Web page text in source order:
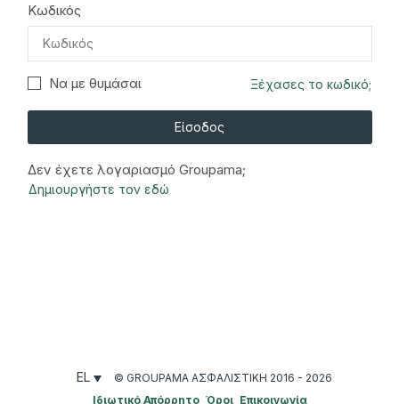
Κωδικός
Να με θυμάσαι Ξέχασες το κωδικό;
Είσοδος
Δεν έχετε λογαριασμό Groupama;
Δημιουργήστε τον εδώ
EL
© GROUPAMA ΑΣΦΑΛΙΣΤΙΚΉ 2016 - 2026
Ιδιωτικό Απόρρητο Όροι Επικοινωνία